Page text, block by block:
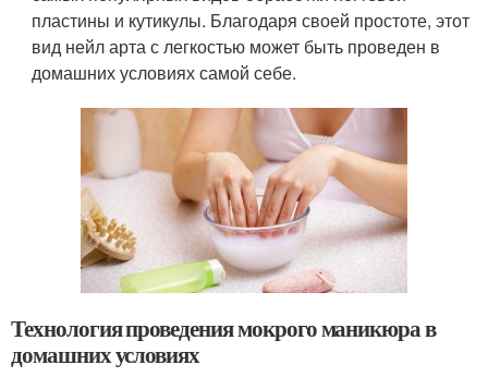
пластины и кутикулы. Благодаря своей простоте, этот
вид нейл арта с легкостью может быть проведен в
домашних условиях самой себе.
Технология проведения мокрого маникюра в
домашних условиях